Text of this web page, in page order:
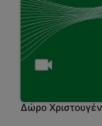
Δώρο